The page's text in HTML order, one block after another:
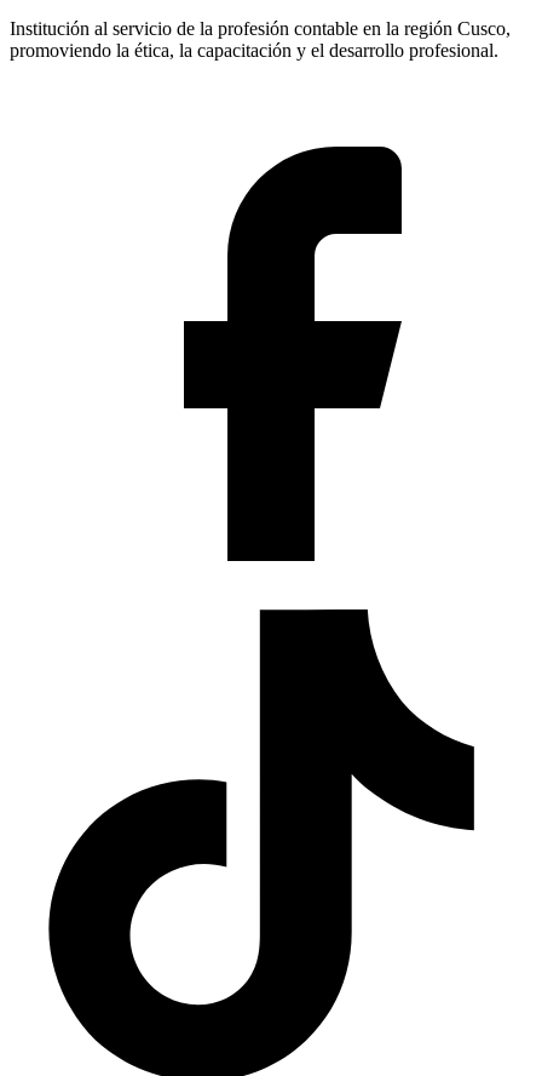
Institución al servicio de la profesión contable en la región Cusco,
promoviendo la ética, la capacitación y el desarrollo profesional.